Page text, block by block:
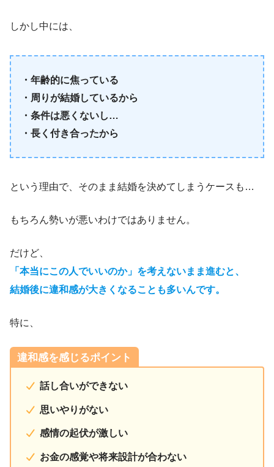
しかし中には、
・年齢的に焦っている
・ 周りが結婚しているから
・ 条件は悪くないし…
・ 長く付き合ったから
という理由で、そのまま結婚を決めてしまうケースも…
もちろん勢いが悪いわけではありません。
だけど、
「本当にこの人でいいのか」を考えないまま進むと、
結婚後に違和感が大きくなることも多いんです。
特に、
違和感を感じるポイント
話し合いができない
思いやりがない
感情の起伏が激しい
お金の感覚や将来設計が合わない